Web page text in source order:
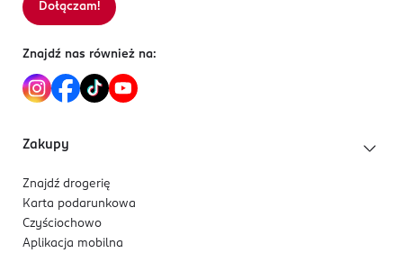
Dołączam!
Znajdź nas również na:
Zakupy
Znajdź drogerię
Karta podarunkowa
Czyściochowo
Aplikacja mobilna